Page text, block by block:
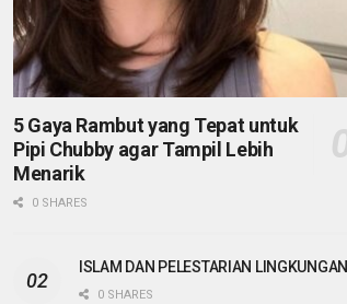
5 Gaya Rambut yang Tepat untuk
Pipi Chubby agar Tampil Lebih
Menarik
0 SHARES
ISLAM DAN PELESTARIAN LINGKUNGAN
0 SHARES